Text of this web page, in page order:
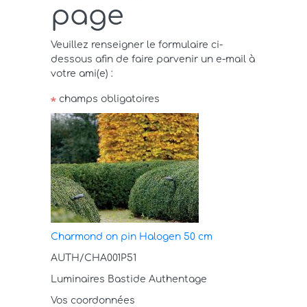
page
Veuillez renseigner le formulaire ci-
dessous afin de faire parvenir un e-mail à
votre ami(e) :
champs obligatoires
Charmond on pin Halogen 50 cm
AUTH/CHA001P51
Luminaires Bastide Authentage
Vos coordonnées